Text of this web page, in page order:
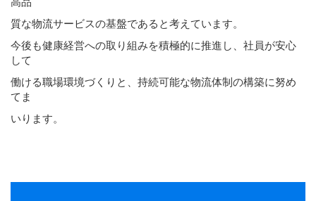
質な物流サービスの基盤であると考えています。
今後も健康経営への取り組みを積極的に推進し、社員が安心
して
働ける職場環境づくりと、持続可能な物流体制の構築に努め
てま
いります。